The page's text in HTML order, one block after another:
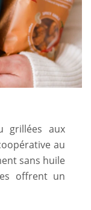
grillées aux
au
sans huile
offrent un